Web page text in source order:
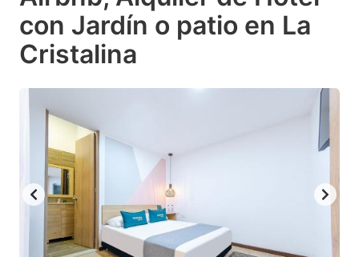
con Jardín o patio en La
Cristalina